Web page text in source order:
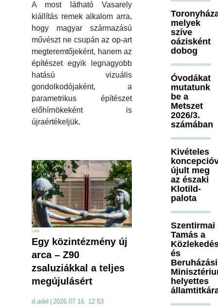
A most látható Vasarely
kiállítás remek alkalom arra,
hogy magyar származású
művészt ne csupán az op-art
megteremtőjeként, hanem az
építészet egyik legnagyobb
hatású vizuális
gondolkodójaként, a
parametrikus építészet
előhírnökeként is
újraértékeljük.
cikk
Egy közintézmény új
arca – Z90
zsaluziákkal a teljes
megújulásért
d.adel 2026.07.16. 12:53
melyek
szíve
oázisként
dobog
Óvodákat
mutatunk
be a
Metszet
2026/3.
számában
Kivételes
újult meg
az északi
Klotild-
palota
Szentirmai
Tamás a
és
Beruházási
helyettes